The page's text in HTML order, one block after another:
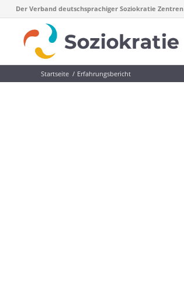
Der Verband deutschsprachiger Soziokratie Zentren
Startseite / Erfahrungsbericht